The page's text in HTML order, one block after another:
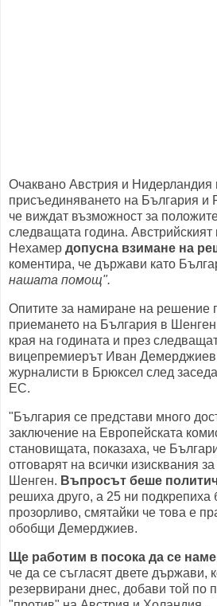
Очаквано Австрия и Нидерландия
присъединяването на България и
че виждат възможност за
следващата година. Австрийският
Нехамер допусна взимане на
коментира, че държави като
нашата помощ".
Опитите за намиране на решение
приемането на България в
края на годината и през
вицепремиерът Иван Демерджиев
журналисти в Брюксел след
ЕС.
"България се представи много
заключение на Европейската
становищата, показаха, че
отговарят на всички изисквания
Шенген. Въпросът беше
решиха друго, а 25 ни подкрепиха
прозорливо, смятайки че това е
обобщи Демерджиев.
Ще работим в посока да се
че да се съгласят двете държави,
резервирани днес, добави той по